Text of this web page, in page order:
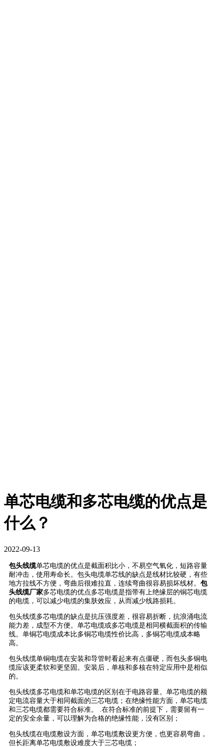
单芯电缆和多芯电缆的优点是
什么？
2022-09-13
包头线缆单芯电缆的优点是截面积比小，不易空气氧化，短路容量
耐冲击，使用寿命长。包头电缆单芯线的缺点是线材比较硬，有些
地方拉线不方便，弯曲后很难拉直，连续弯曲很容易损坏线材。 包
头线缆厂家多芯电缆的优点多芯电缆是指带有上绝缘层的铜芯电缆
的电缆，可以减少电缆的集肤效应，从而减少线路损耗。
包头线缆多芯电缆的缺点是抗压强度差，很容易折断，抗浪涌电流
能力差，成型不方便。单芯电缆或多芯电缆是相同横截面积的传输
线。单铜芯电缆成本比多铜芯电缆性价比高，多铜芯电缆成本略
高。
包头线缆单铜电缆在安装和导管时看起来有点僵硬，而包头多铜电
缆应该更柔软和更坚固。安装后，单核和多核在特定应用中是相似
的。
包头线缆多芯电缆和单芯电缆的区别在于电路容量。单芯电缆的额
定电流容量大于相同截面的三芯电缆；在绝缘性能方面，单芯电缆
和三芯电缆都需要符合标准。 .在符合标准的前提下，需要留有一
定的安全余量，可以理解为合格的绝缘性能，没有区别；
包头线缆在电缆敷设方面，单芯电缆敷设更方便，也更容易弯曲，
但长距离单芯电缆敷设难度大于三芯电缆；